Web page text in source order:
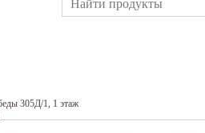
305Д/1, 1 этаж